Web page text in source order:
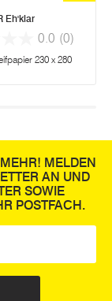
Eh'klar
0.0 (0)
230 x 280
MELDEN
AN UND
SOWIE
POSTFACH.